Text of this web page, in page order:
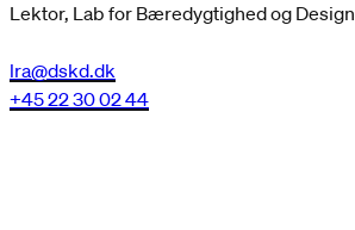
Lektor, Lab for Bæredygtighed og Design
lra@dskd.dk
+45 22 30 02 44